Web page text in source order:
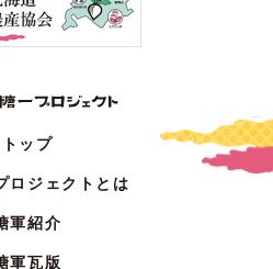
トップ
ロジェクトとは
軍紹介
軍瓦版